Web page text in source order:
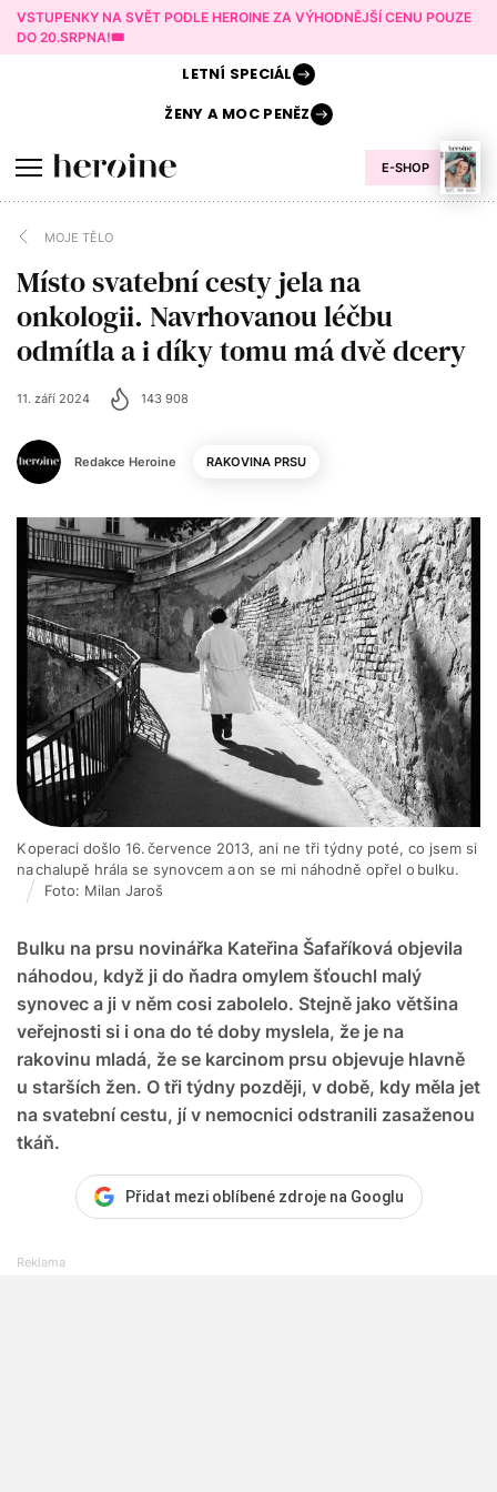
VSTUPENKY NA SVĚT PODLE HEROINE ZA VÝHODNĚJŠÍ CENU POUZE
DO 20.SRPNA!🎟️
E-SHOP
LETNÍ SPECIÁL
ŽENY AMOC PENĚZ
MOJE TĚLO
Místo svatební cesty jela na
onkologii. Navrhovanou léčbu
odmítla a i díky tomu má dvě dcery
Redakce Heroine
11. září 2024 143 908
RAKOVINA PRSU
Bulku na prsu novinářka Kateřina Šafaříková objevila
náhodou, když ji do ňadra omylem šťouchl malý
synovec a ji v něm cosi zabolelo. Stejně jako většina
veřejnosti si i ona do té doby myslela, že je na
rakovinu mladá, že se karcinom prsu objevuje hlavně
u starších žen. O tři týdny později, v době, kdy měla jet
na svatební cestu, jí v nemocnici odstranili zasaženou
tkáň.
K operaci došlo 16. července 2013, ani ne tři týdny poté, co jsem si
na chalupě hrála se synovcem a on se mi náhodně opřel o bulku.
Foto: Milan Jaroš
Přidat mezi oblíbené zdroje na Googlu